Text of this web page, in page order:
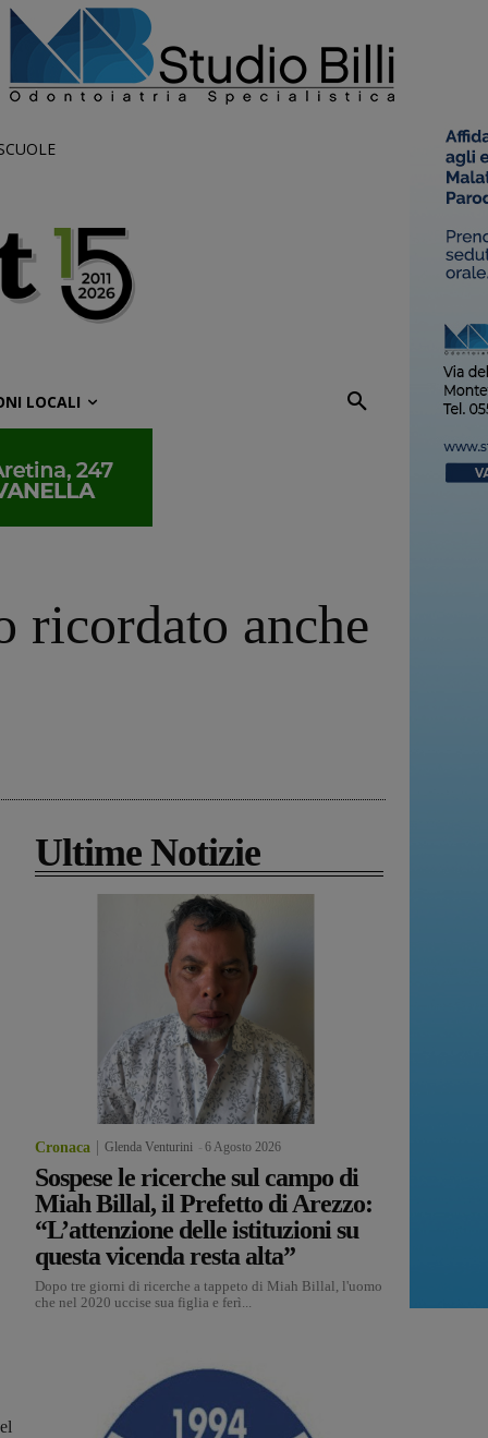
LOCALI
ricordato anche
Ultime Notizie
Cronaca Glenda Venturini 6 Agosto 2026
Sospese le ricerche sul campo di
Miah Billal, il Prefetto di Arezzo:
“L’attenzione delle istituzioni su
questa vicenda resta alta”
Dopo tre giorni di ricerche a tappeto di Miah Billal, l'uomo
che nel 2020 uccise sua figlia e ferì...